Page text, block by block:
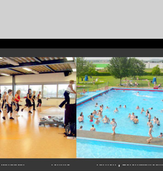
Tennis Turnen | Leichtathletik